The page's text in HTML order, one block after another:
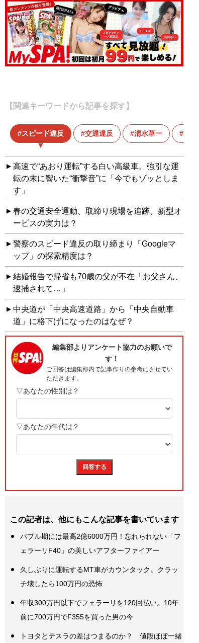
【関連キーワードから記事を探す】
スピード違反 交通違反 清水草一
高速で“あおり運転”する白い高級車。強引な運
転の末に響いた“衝撃音”に「今でもゾッとしま
す」
春の交通安全運動、取締り現場を追跡。新型オ
ービスの実力は？
警察のスピード違反の取り締まり「Googleマ
ップ」の探索精度は？
結婚報告で帰省も70歳の父が不在「お父さん、
逮捕されて…」
中央道が「中央高速道路」から「中央自動車
道」に格下げになったのはなぜ？
この記者は、他にもこんな記事を書いています
バブル期には最高2億6000万円！忘れられない「フ
ェラーリF40」の美しいアフターファイアー
久しぶりに運転するMT車がカウンタック。クラッ
チ壊したら100万円の恐怖
年収300万円以下でフェラーリを120回払い。10年
前に700万円でF355を買った男の今
トヨタとテスラの差はつまるのか？ 値段ほぼ一緒